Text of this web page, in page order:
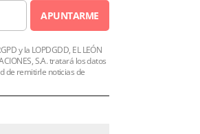
APUNTARME
y la LOPDGDD, EL LEÓN
S.A. tratará los datos
de remitirle noticias de